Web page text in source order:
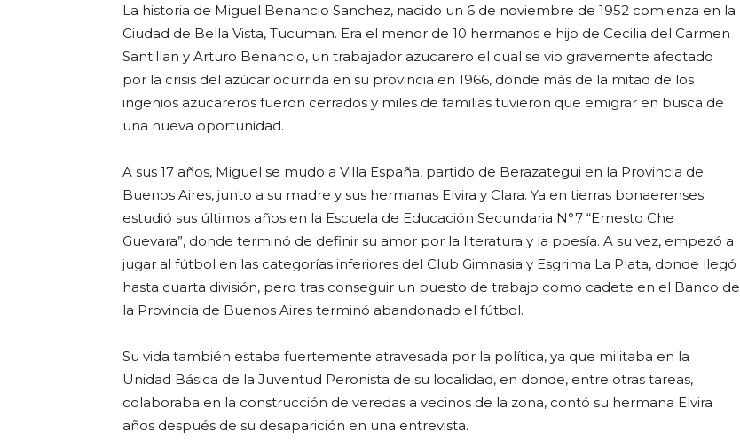
La historia de Miguel Benancio Sanchez, nacido un 6 de noviembre de 1952 comienza en la
Ciudad de Bella Vista, Tucuman. Era el menor de 10 hermanos e hijo de Cecilia del Carmen
Santillan y Arturo Benancio, un trabajador azucarero el cual se vio gravemente afectado
por la crisis del azúcar ocurrida en su provincia en 1966, donde más de la mitad de los
ingenios azucareros fueron cerrados y miles de familias tuvieron que emigrar en busca de
una nueva oportunidad.
A sus 17 años, Miguel se mudo a Villa España, partido de Berazategui en la Provincia de
Buenos Aires, junto a su madre y sus hermanas Elvira y Clara. Ya en tierras bonaerenses
estudió sus últimos años en la Escuela de Educación Secundaria N°7 “Ernesto Che
Guevara”, donde terminó de definir su amor por la literatura y la poesía. A su vez, empezó a
jugar al fútbol en las categorías inferiores del Club Gimnasia y Esgrima La Plata, donde llegó
hasta cuarta división, pero tras conseguir un puesto de trabajo como cadete en el Banco de
la Provincia de Buenos Aires terminó abandonado el fútbol.
Su vida también estaba fuertemente atravesada por la política, ya que militaba en la
Unidad Básica de la Juventud Peronista de su localidad, en donde, entre otras tareas,
colaboraba en la construcción de veredas a vecinos de la zona, contó su hermana Elvira
años después de su desaparición en una entrevista.